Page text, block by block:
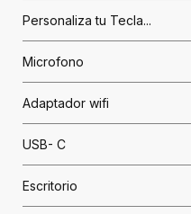
Personaliza tu Tecla...
Microfono
Adaptador wifi
USB- C
Escritorio